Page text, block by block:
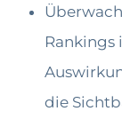
Rankings
die